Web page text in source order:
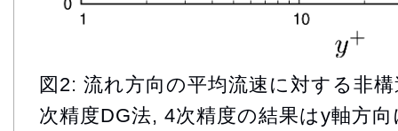
図2: 流れ方向の平均流速に対する非
次精度DG法, 4次精度の結果はy軸方